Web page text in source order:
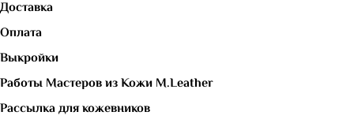
Доставка
Оплата
Выкройки
Работы Мастеров из Кожи M.Leather
Рассылка для кожевников